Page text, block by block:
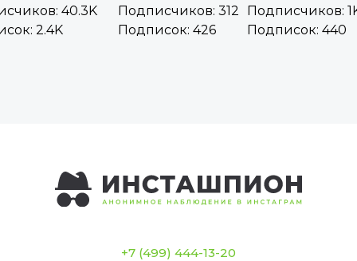
40.3K
2.4K
Подписчиков: 312
Подписок: 426
Подписчиков:
Подписок: 440
+7 (499) 444-13-20